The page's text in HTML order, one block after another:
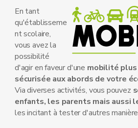
En tant
qu'établisseme
nt scolaire,
vous avez la
possibilité
d'agir en faveur d'une mobilité
sécurisée aux abords de votre
Via diverses activités, vous pouvez
enfants, les parents mais aussi
les incitant à tester d'autres